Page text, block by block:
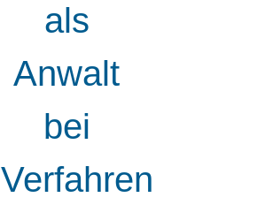
als
Anwalt
bei
Verfahren